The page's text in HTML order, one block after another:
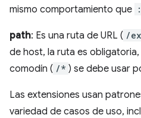
mismo comportamiento que
path: Es una ruta de URL ( /
de host, la ruta es
comodín ( /* ) se debe usar
Las extensiones usan
variedad de casos de uso,